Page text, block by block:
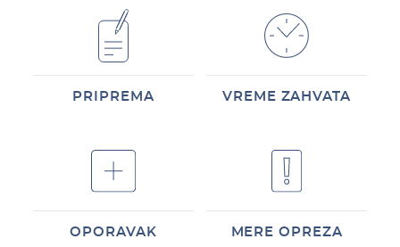
PRIPREMA VREME ZAHVATA
OPORAVAK MERE OPREZA